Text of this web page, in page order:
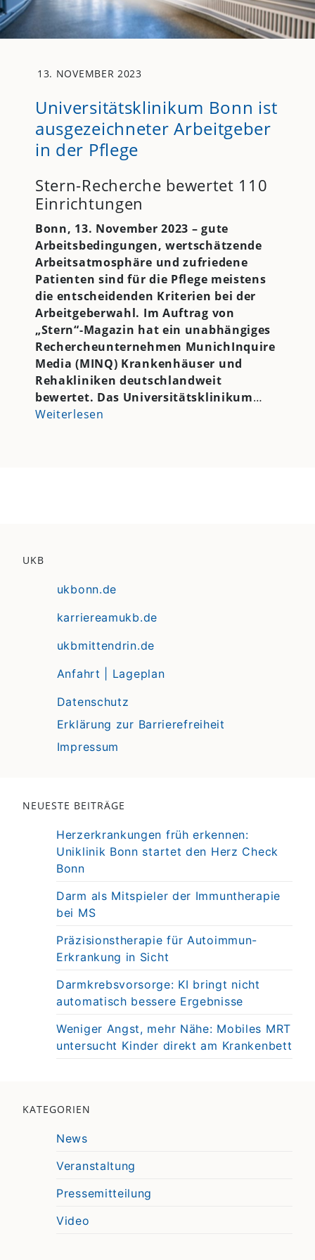
13. NOVEMBER 2023
Universitätsklinikum Bonn ist
ausgezeichneter Arbeitgeber
in der Pflege
Stern-Recherche bewertet 110
Einrichtungen
Bonn, 13. November 2023 – gute
Arbeitsbedingungen, wertschätzende
Arbeitsatmosphäre und zufriedene
Patienten sind für die Pflege meistens
die entscheidenden Kriterien bei der
Arbeitgeberwahl. Im Auftrag von
„Stern“-Magazin hat ein unabhängiges
Rechercheunternehmen MunichInquire
Media (MINQ) Krankenhäuser und
Rehakliniken deutschlandweit
bewertet. Das Universitätsklinikum…
Weiterlesen
UKB
ukbonn.de
karriereamukb.de
ukbmittendrin.de
Anfahrt | Lageplan
Datenschutz
Erklärung zur Barrierefreiheit
Impressum
NEUESTE BEITRÄGE
Herzerkrankungen früh erkennen:
Uniklinik Bonn startet den Herz Check
Bonn
Darm als Mitspieler der Immuntherapie
bei MS
Präzisionstherapie für Autoimmun-
Erkrankung in Sicht
Darmkrebsvorsorge: KI bringt nicht
automatisch bessere Ergebnisse
Weniger Angst, mehr Nähe: Mobiles MRT
untersucht Kinder direkt am Krankenbett
KATEGORIEN
News
Veranstaltung
Pressemitteilung
Video